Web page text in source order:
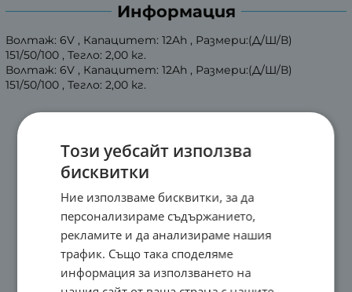
Информация
Волтаж: 6V , Капацитет: 12Ah , Размери:(Д/Ш/В)
151/50/100 , Тегло: 2,00 кг.
Волтаж: 6V , Капацитет: 12Ah , Размери:(Д/Ш/В)
151/50/100 , Тегло: 2,00 кг.
Този уебсайт използва
бисквитки
Ние използваме бисквитки, за да
персонализираме съдържанието,
рекламите и да анализираме нашия
трафик. Също така споделяме
информация за използването на